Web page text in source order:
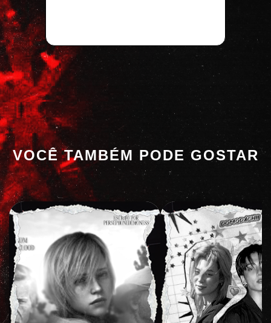
VOCÊ TAMBÉM PODE GOSTAR